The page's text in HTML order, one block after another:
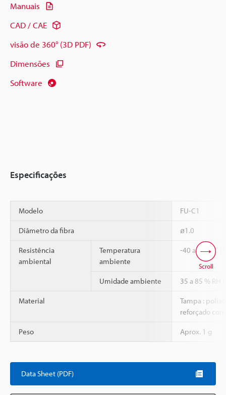
Manuais
CAD / CAE
visão de 360° (3D PDF)
Dimensões
Software
Especificações
Modelo FU-C1
Diâmetro da fibra ø1.0
Resistência
ambiental
Temperatura
ambiente
-40 a +70 °C
Umidade ambiente 35 a 85 % RH
Material
Tampa :
reforçado
Peso Aprox. 1 g
Scroll
Data Sheet (PDF)